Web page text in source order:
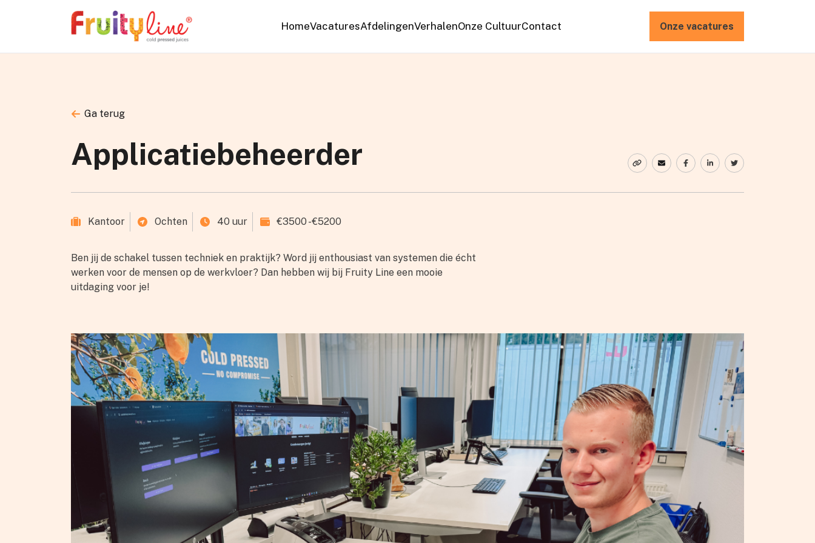
HomeVacaturesAfdelingenVerhalenOnze CultuurContact Onze vacatures
Ga terug
Applicatiebeheerder
Kantoor Ochten 40 uur €3500 - €5200
Ben jij de schakel tussen techniek en praktijk? Word jij enthousiast van systemen die écht
werken voor de mensen op de werkvloer? Dan hebben wij bij Fruity Line een mooie
uitdaging voor je!